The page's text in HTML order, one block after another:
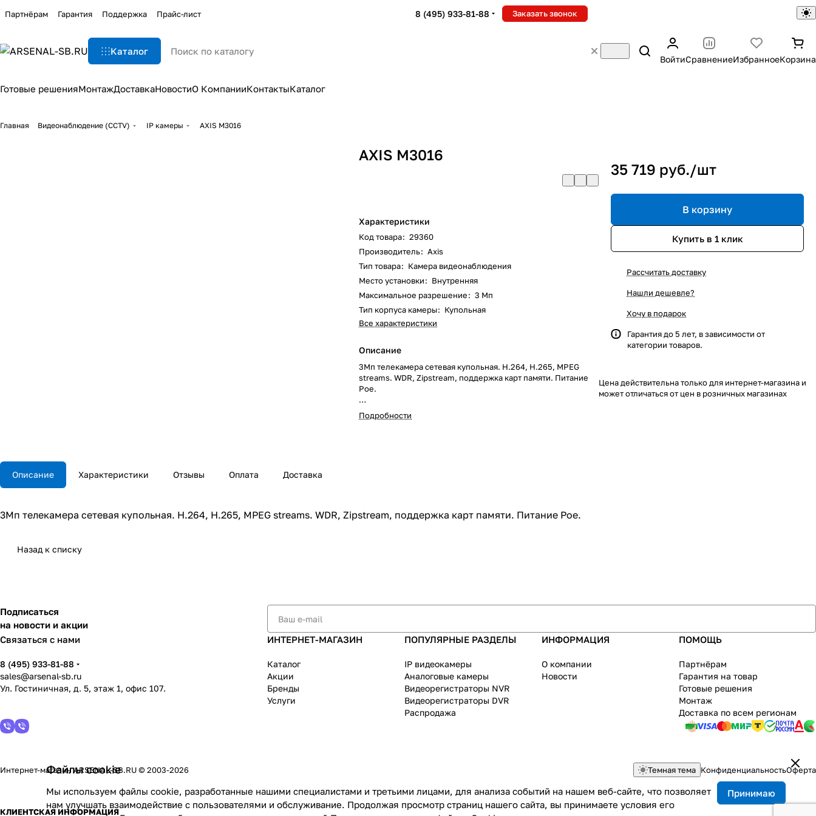
Партнёрам Гарантия Поддержка Прайс-лист 8 (495) 933-81-88 Заказать звонок
Каталог
ВойтиСравнениеИзбранноеКорзина
Готовые решенияМонтажДоставкаНовостиО КомпанииКонтактыКаталог
Главная Видеонаблюдение (CCTV) IP камеры AXIS M3016
AXIS M3016
Характеристики
Код товара: 29360
Производитель: Axis
Тип товара: Камера видеонаблюдения
Место установки: Внутренняя
Максимальное разрешение: 3 Мп
Тип корпуса камеры: Купольная
Все характеристики
Описание
3Мп телекамера сетевая купольная. H.264, H.265, MPEG
streams. WDR, Zipstream, поддержка карт памяти. Питание
Poe.
Подробности
35 719 руб./шт
В корзину
Купить в 1 клик
Рассчитать доставку
Нашли дешевле?
Хочу в подарок
Гарантия до 5 лет, в зависимости от
категории товаров.
Цена действительна только для интернет-магазина и
может отличаться от цен в розничных магазинах
Описание Характеристики Отзывы Оплата Доставка
3Мп телекамера сетевая купольная. H.264, H.265, MPEG streams. WDR, Zipstream, поддержка карт памяти. Питание Poe.
Назад к списку
Подписаться
на новости и акции
Связаться с нами
8 (495) 933-81-88
sales@arsenal-sb.ru
Ул. Гостиничная, д. 5, этаж 1, офис 107.
ИНТЕРНЕТ-МАГАЗИН
Каталог
Акции
Бренды
Услуги
ПОПУЛЯРНЫЕ РАЗДЕЛЫ
IP видеокамеры
Аналоговые камеры
Видеорегистраторы NVR
Видеорегистраторы DVR
Распродажа
ИНФОРМАЦИЯ
О компании
Новости
ПОМОЩЬ
Партнёрам
Гарантия на товар
Готовые решения
Монтаж
Доставка по всем регионам
Интернет-магазин ARSENAL-SB.RU © 2003-2026 Темная тема КонфиденциальностьОферта
КЛИЕНТСКАЯ ИНФОРМАЦИЯ
Файлы cookie
Мы используем файлы cookie, разработанные нашими специалистами и третьими лицами, для анализа событий на нашем веб-сайте, что позволяет
нам улучшать взаимодействие с пользователями и обслуживание. Продолжая просмотр страниц нашего сайта, вы принимаете условия его
Принимаю